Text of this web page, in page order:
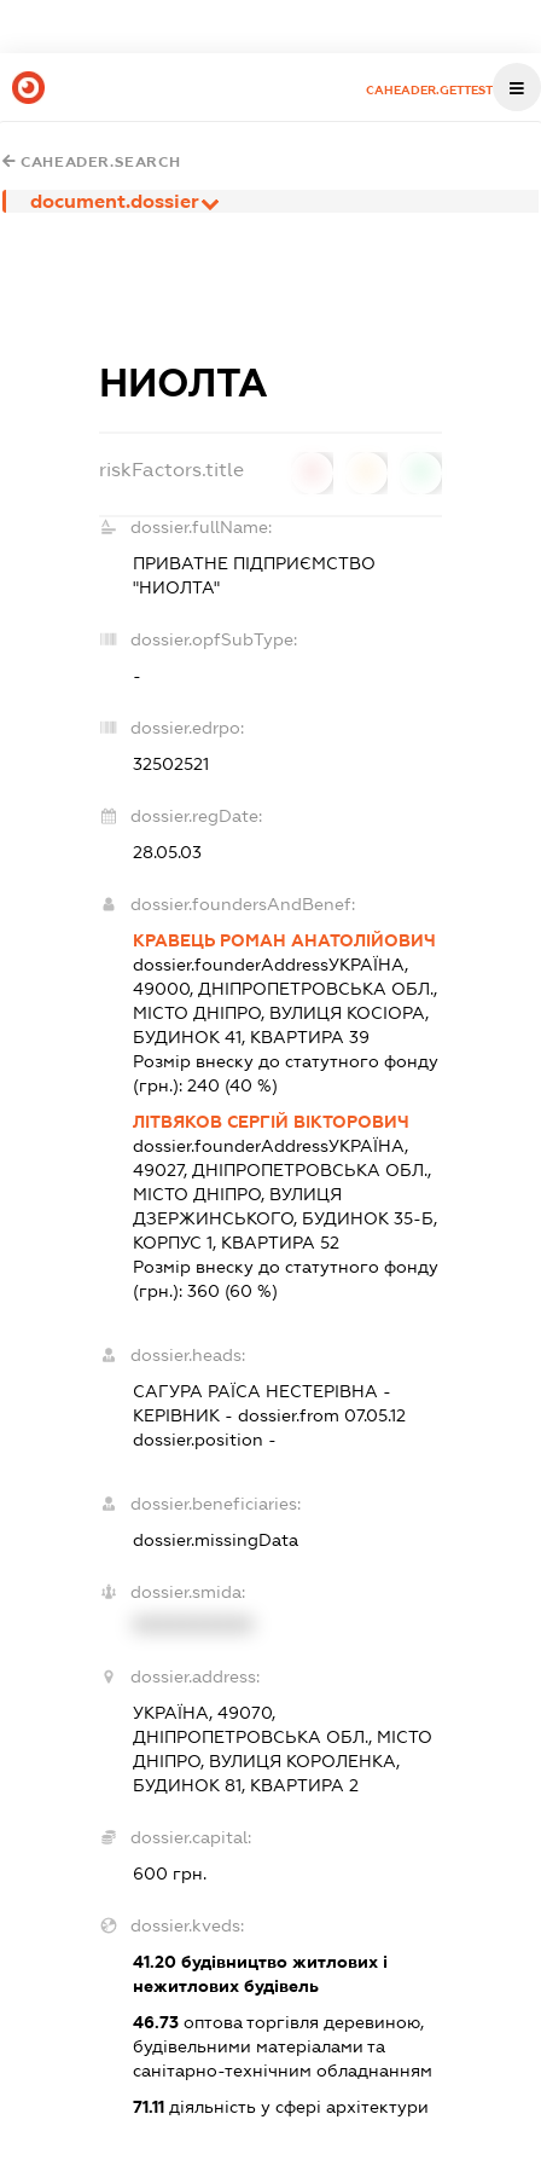
CAHEADER.GETTEST
CAHEADER.SEARCH
document.dossier
НИОЛТА
riskFactors.title
dossier.fullName:
ПРИВАТНЕ ПІДПРИЄМСТВО
"НИОЛТА"
dossier.opfSubType:
-
dossier.edrpo:
32502521
dossier.regDate:
28.05.03
dossier.foundersAndBenef:
КРАВЕЦЬ РОМАН АНАТОЛІЙОВИЧ
dossier.founderAddressУКРАЇНА,
49000, ДНІПРОПЕТРОВСЬКА ОБЛ.,
МІСТО ДНІПРО, ВУЛИЦЯ КОСІОРА,
БУДИНОК 41, КВАРТИРА 39
Розмір внеску до статутного фонду
(грн.): 240 (40 %)
ЛІТВЯКОВ СЕРГІЙ ВІКТОРОВИЧ
dossier.founderAddressУКРАЇНА,
49027, ДНІПРОПЕТРОВСЬКА ОБЛ.,
МІСТО ДНІПРО, ВУЛИЦЯ
ДЗЕРЖИНСЬКОГО, БУДИНОК 35-Б,
КОРПУС 1, КВАРТИРА 52
Розмір внеску до статутного фонду
(грн.): 360 (60 %)
dossier.heads:
САГУРА РАЇСА НЕСТЕРІВНА -
КЕРІВНИК - dossier.from 07.05.12
dossier.position -
dossier.beneficiaries:
dossier.missingData
dossier.smida:
dossier.address:
УКРАЇНА, 49070,
ДНІПРОПЕТРОВСЬКА ОБЛ., МІСТО
ДНІПРО, ВУЛИЦЯ КОРОЛЕНКА,
БУДИНОК 81, КВАРТИРА 2
dossier.capital:
600 грн.
dossier.kveds:
41.20будівництво житлових і
нежитлових будівель
46.73оптова торгівля деревиною,
будівельними матеріалами та
санітарно-технічним обладнанням
71.11діяльність у сфері архітектури